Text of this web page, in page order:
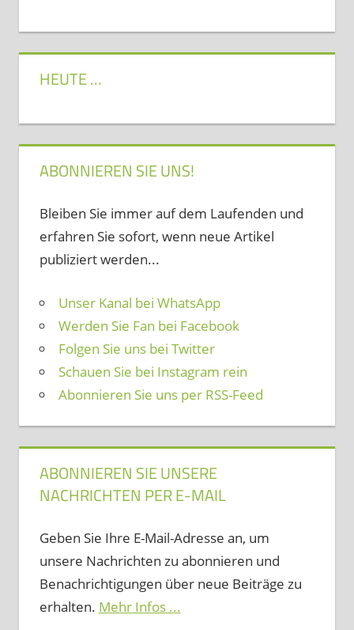
HEUTE …
ABONNIEREN SIE UNS!
Bleiben Sie immer auf dem Laufenden und
erfahren Sie sofort, wenn neue Artikel
publiziert werden...
Unser Kanal bei WhatsApp
Werden Sie Fan bei Facebook
Folgen Sie uns bei Twitter
Schauen Sie bei Instagram rein
Abonnieren Sie uns per RSS-Feed
ABONNIEREN SIE UNSERE
NACHRICHTEN PER E-MAIL
Geben Sie Ihre E-Mail-Adresse an, um
unsere Nachrichten zu abonnieren und
Benachrichtigungen über neue Beiträge zu
erhalten. Mehr Infos ...